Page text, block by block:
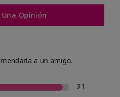
Una Opinión
a un amigo.
31